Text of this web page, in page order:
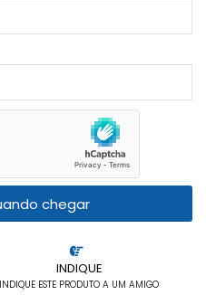
INDIQUE
INDIQUE ESTE PRODUTO A UM AMIGO
chegar